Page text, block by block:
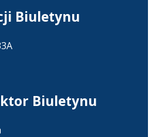
Biuletynu
Biuletynu